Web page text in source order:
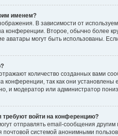
именем?
В зависимости от
конференции. Второе, обычно более
аватары могут быть использованы.
количество созданных вами
так как они
и модератор или администратор
войти на конференцию?
отправлять email-сообщения
почтовой системой анонимными